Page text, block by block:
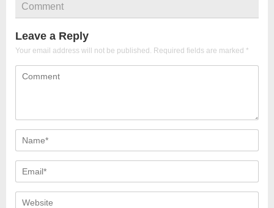
Comment
Leave a Reply
Your email address will not be published. Required fields are marked *